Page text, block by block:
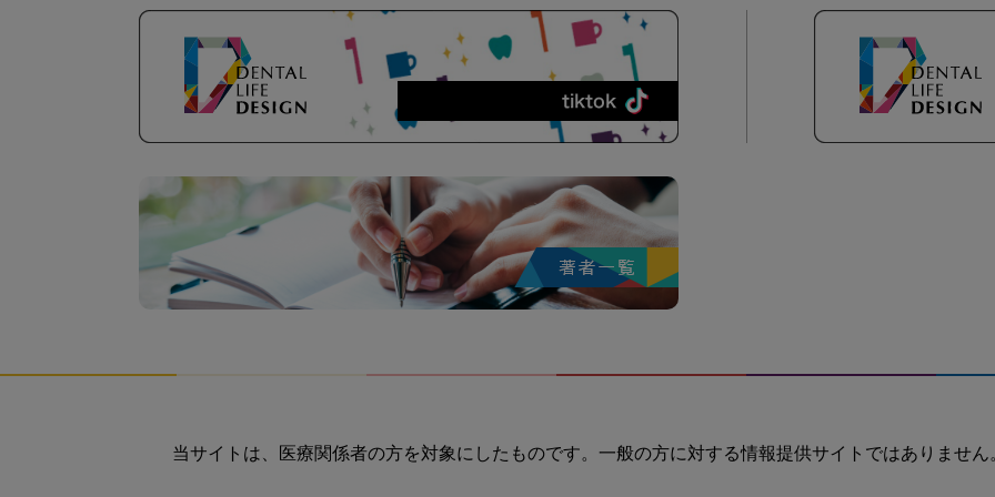
当サイトは、医療関係者の方を対象にしたものです。一般の方に対する情報提供サイトではありません